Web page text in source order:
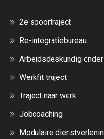
2e spoortraject
Re-integratiebureau
Arbeidsdeskundig
Werkfit traject
Traject naar werk
Jobcoaching
Modulaire